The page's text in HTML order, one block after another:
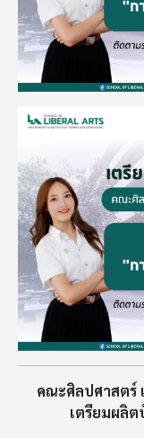
Image
คณะศิลปศาสตร์
เตรียมผลิ